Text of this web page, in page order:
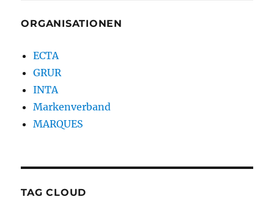
ORGANISATIONEN
ECTA
GRUR
INTA
Markenverband
MARQUES
TAG CLOUD